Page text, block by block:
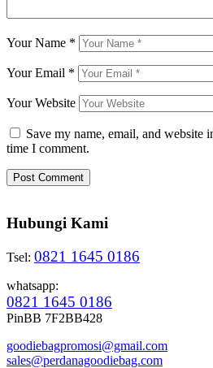
Your Name *
Your Email *
Your Website
Save my name, email, and website
time I comment.
Hubungi Kami
Tsel: 0821 1645 0186
whatsapp:
0821 1645 0186
PinBB 7F2BB428
goodiebagpromosi@gmail.com
sales@perdanagoodiebag.com